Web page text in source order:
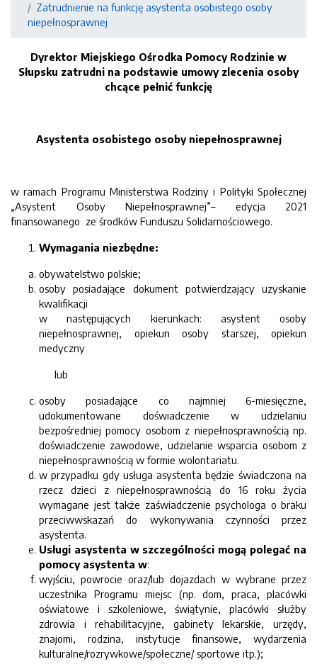
Zatrudnienie na funkcję asystenta osobistego osoby
niepełnosprawnej
Dyrektor Miejskiego Ośrodka Pomocy Rodzinie w
Słupsku zatrudni na podstawie umowy zlecenia osoby
chcące pełnić funkcję
Asystenta osobistego osoby niepełnosprawnej
w ramach Programu Ministerstwa Rodziny i Polityki Społecznej
„Asystent Osoby Niepełnosprawnej”– edycja 2021
finansowanego ze środków Funduszu Solidarnościowego.
Wymagania niezbędne:
obywatelstwo polskie;
osoby posiadające dokument potwierdzający uzyskanie
kwalifikacji
w następujących kierunkach: asystent osoby
niepełnosprawnej, opiekun osoby starszej, opiekun
medyczny
lub
osoby posiadające co najmniej 6-miesięczne,
udokumentowane doświadczenie w udzielaniu
bezpośredniej pomocy osobom z niepełnosprawnością np.
doświadczenie zawodowe, udzielanie wsparcia osobom z
niepełnosprawnością w formie wolontariatu.
w przypadku gdy usługa asystenta będzie świadczona na
rzecz dzieci z niepełnosprawnością do 16 roku życia
wymagane jest także zaświadczenie psychologa o braku
przeciwwskazań do wykonywania czynności przez
asystenta.
Usługi asystenta w szczególności mogą polegać na
pomocy asystenta w:
wyjściu, powrocie oraz/lub dojazdach w wybrane przez
uczestnika Programu miejsc (np. dom, praca, placówki
oświatowe i szkoleniowe, świątynie, placówki służby
zdrowia i rehabilitacyjne, gabinety lekarskie, urzędy,
znajomi, rodzina, instytucje finansowe, wydarzenia
kulturalne/rozrywkowe/społeczne/ sportowe itp.);